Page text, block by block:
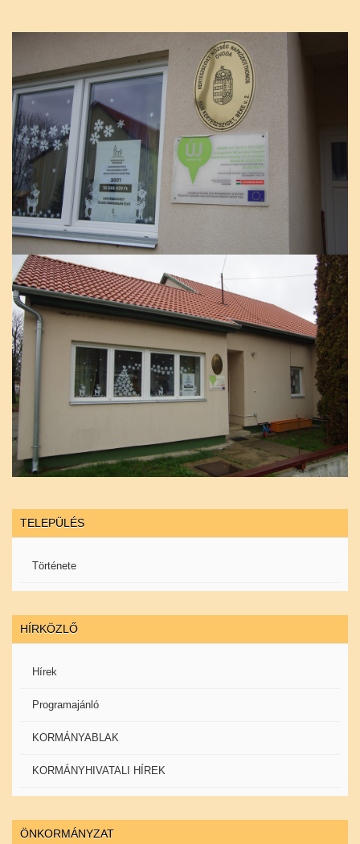
TELEPÜLÉS
Története
HÍRKÖZLŐ
Hírek
Programajánló
KORMÁNYABLAK
KORMÁNYHIVATALI HÍREK
ÖNKORMÁNYZAT